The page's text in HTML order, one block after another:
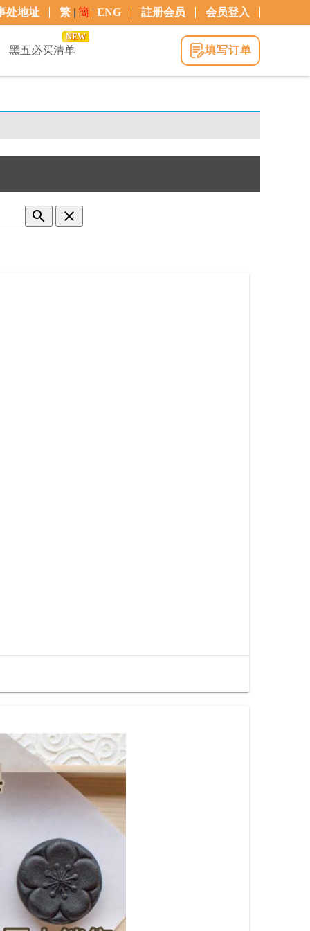
处地址 繁 | 簡 | ENG 註册会员 会员登入
黑五必买清单
NEW
填写订单
search clear